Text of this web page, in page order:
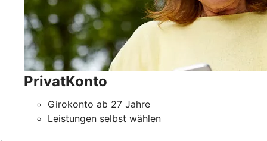
PrivatKonto
Girokonto ab 27 Jahre
Leistungen selbst wählen